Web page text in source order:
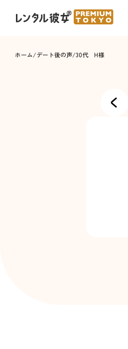
ホーム/デート後の声/30代 H様